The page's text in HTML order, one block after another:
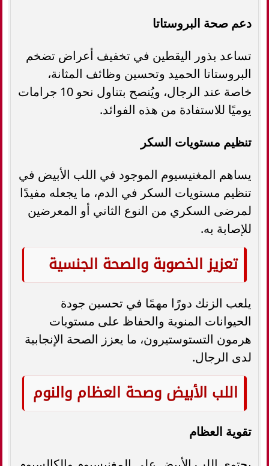
دعم صحة البروستاتا
تساعد بذور اليقطين في تخفيف أعراض تضخم
البروستاتا الحميد وتحسين وظائف المثانة،
خاصة عند الرجال، ويُنصح بتناول نحو 10 جرامات
يوميًا للاستفادة من هذه الفوائد.
تنظيم مستويات السكر
يساهم المغنيسيوم الموجود في اللب الأبيض في
تنظيم مستويات السكر في الدم، ما يجعله مفيدًا
لمرضى السكري من النوع الثاني أو المعرضين
للإصابة به.
تعزيز الخصوبة والصحة الجنسية
يلعب الزنك دورًا مهمًا في تحسين جودة
الحيوانات المنوية والحفاظ على مستويات
هرمون التستوستيرون، ما يعزز الصحة الإنجابية
لدى الرجال.
اللب الأبيض وصحة العظام والنوم
تقوية العظام